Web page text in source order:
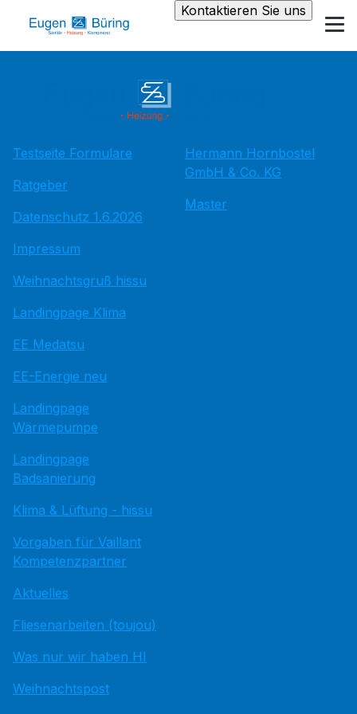
Kontaktieren Sie uns
Testseite Formulare
Ratgeber
Datenschutz 1.6.2026
Impressum
Weihnachtsgruß hissu
Landingpage Klima
EE Medatsu
EE-Energie neu
Landingpage
Wärmepumpe
Landingpage
Badsanierung
Klima & Lüftung - hissu
Vorgaben für Vaillant
Kompetenzpartner
Aktuelles
Fliesenarbeiten (toujou)
Was nur wir haben HI
Weihnachtspost
Hermann Hornbostel
GmbH & Co. KG
Master